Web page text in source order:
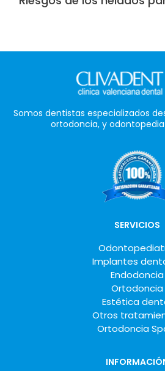
Somos dentistas especializados
ortodoncia, y
SERVICIOS
Implantes
Endodoncia
Ortodoncia
Estética
Otros
Ortodoncia